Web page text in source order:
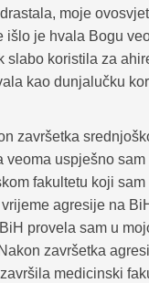
moje
išlo je hvala Bogu
slabo koristila za
kao dunjalučku
završetka
veoma uspješno
fakultetu koji sam
agresije na
provela sam u
završetka
medicinski